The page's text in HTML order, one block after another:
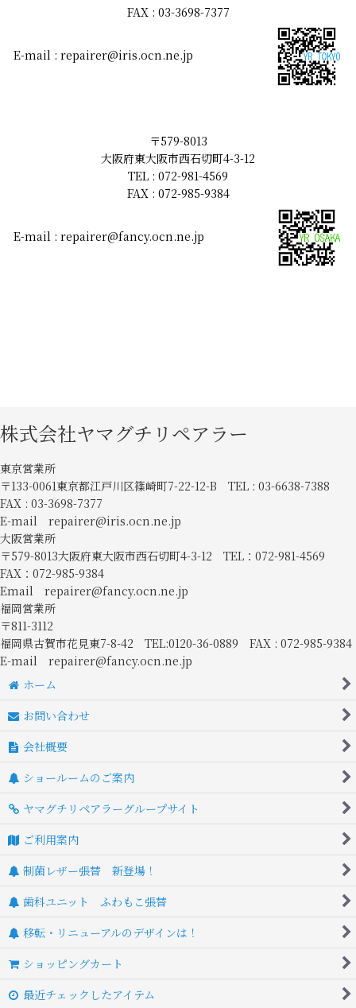
FAX : 03-3698-7377
E-mail : repairer@iris.ocn.ne.jp
〒579-8013
大阪府東大阪市西石切町4-3-12
TEL : 072-981-4569
FAX : 072-985-9384
E-mail : repairer@fancy.ocn.ne.jp
株式会社ヤマグチリペアラー
東京営業所
〒133-0061東京都江戸川区篠崎町7-22-12-B TEL : 03-6638-7388
FAX : 03-3698-7377
E-mail repairer@iris.ocn.ne.jp
大阪営業所
〒579-8013大阪府東大阪市西石切町4-3-12 TEL：072-981-4569
FAX：072-985-9384
Email repairer@fancy.ocn.ne.jp
福岡営業所
〒811-3112
福岡県古賀市花見東7-8-42 TEL:0120-36-0889 FAX : 072-985-9384
E-mail repairer@fancy.ocn.ne.jp
ホーム
お問い合わせ
会社概要
ショールームのご案内
ヤマグチリペアラーグループサイト
ご利用案内
制菌レザー張替 新登場！
歯科ユニット ふわもこ張替
移転・リニューアルのデザインは！
ショッピングカート
最近チェックしたアイテム